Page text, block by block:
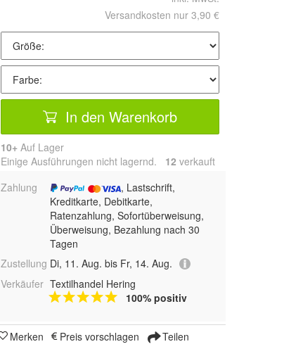
Versandkosten nur 3,90 €
In den Warenkorb
10+ Auf Lager
Einige Ausführungen nicht lagernd. 12 verkauft
Zahlung
, Lastschrift,
Kreditkarte, Debitkarte,
Ratenzahlung, Sofortüberweisung,
Überweisung, Bezahlung nach 30
Tagen
Zustellung Di, 11. Aug. bis Fr, 14. Aug.
Verkäufer Textilhandel Hering
100% positiv
Merken Preis vorschlagen Teilen